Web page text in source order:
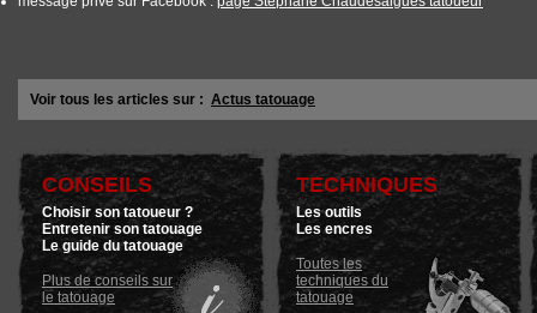
Voir tous les articles sur : Actus tatouage
CONSEILS
Choisir son tatoueur ?
Entretenir son tatouage
Le guide du tatouage
Plus de conseils sur
le tatouage
TECHNIQUES
Les outils
Les encres
Toutes les
techniques du
tatouage